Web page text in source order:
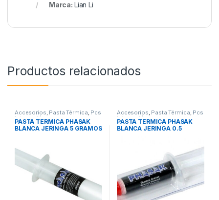
Marca: Lian Li
Productos relacionados
Accesorios, Pasta Térmica, Pcs
Integración
PASTA TERMICA PHASAK
BLANCA JERINGA 5 GRAMOS
Accesorios, Pasta Térmica, Pcs
Integración
PASTA TERMICA PHASAK
BLANCA JERINGA 0.5